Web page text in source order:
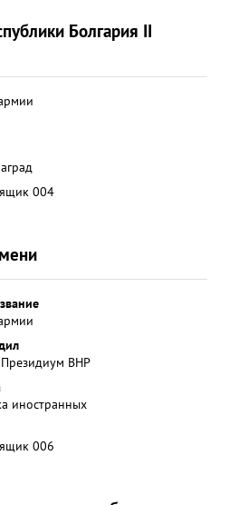
Болгария II
ящик 004
Президиум ВНР
иностранных
ящик 006